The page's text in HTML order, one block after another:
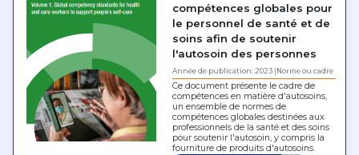
compétences globales pour
le personnel de santé et de
soins afin de soutenir
l'autosoin des personnes
Année de publication: 2023 Norme ou cadre
Ce document présente le cadre de
compétences en matière d'autosoins,
un ensemble de normes de
compétences globales destinées aux
professionnels de la santé et des soins
pour soutenir l'autosoin, y compris la
fourniture de produits d'autosoins.